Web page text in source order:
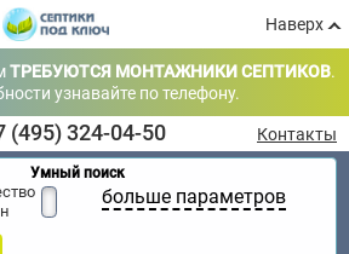
Наверх
ТРЕБУЮТСЯ МОНТАЖНИКИ СЕПТИКОВ.
узнавайте по телефону.
(495) 324-04-50 Контакты
Умный поиск
больше параметров